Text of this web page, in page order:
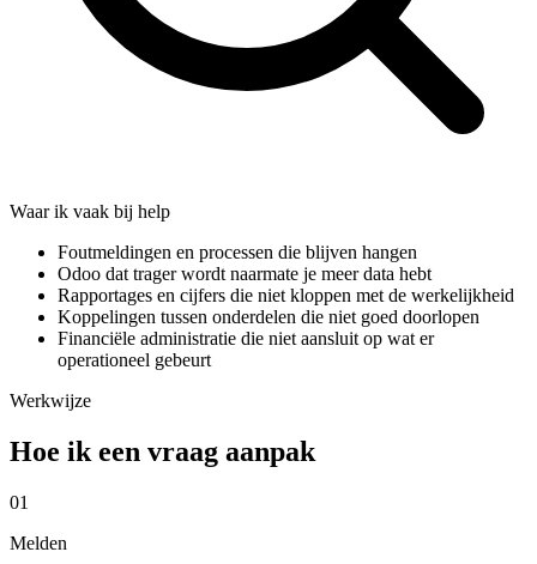
Waar ik vaak bij help
Foutmeldingen en processen die blijven hangen
Odoo dat trager wordt naarmate je meer data hebt
Rapportages en cijfers die niet kloppen met de werkelijkheid
Koppelingen tussen onderdelen die niet goed doorlopen
Financiële administratie die niet aansluit op wat er
operationeel gebeurt
Werkwijze
Hoe ik een vraag aanpak
01
Melden